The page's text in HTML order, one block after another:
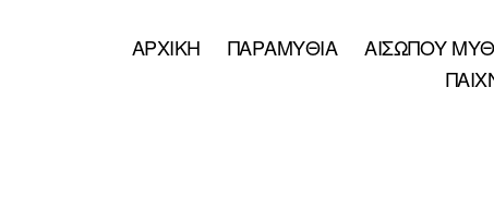
ΑΡΧΙΚΗ ΠΑΡΑΜΥΘΙΑ
ΑΙΣΩΠΟΥ